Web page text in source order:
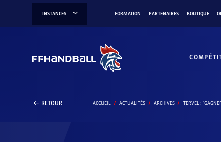
INSTANCES FORMATION PARTENAIRES BOUTIQUE
RETOUR ACCUEIL ACTUALITÉS ARCHIVES TERVEL :